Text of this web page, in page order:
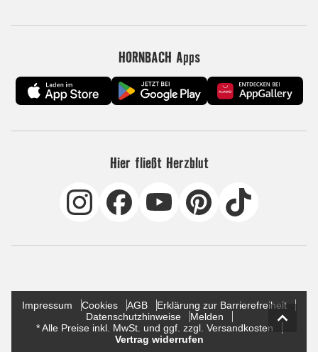
HORNBACH Apps
Hier fließt Herzblut
Impressum Cookies AGB
Erklärung zur Barrierefreiheit
Datenschutzhinweise
Melden
* Alle Preise inkl. MwSt. und ggf. zzgl. Versandkosten
Vertrag widerrufen